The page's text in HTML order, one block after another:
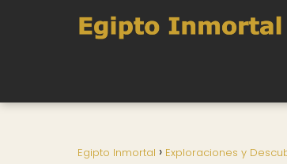
Egipto Inmortal Exploraciones y